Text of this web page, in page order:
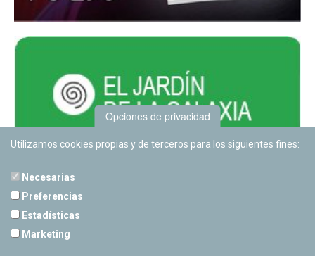
Opciones de privacidad
Utilizamos cookies propias y de terceros para los siguientes fines:
Necesarias
Preferencias
Estadísticas
Marketing